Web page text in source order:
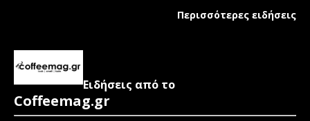
Περισσότερες ειδήσεις
Ειδήσεις από το
Coffeemag.gr